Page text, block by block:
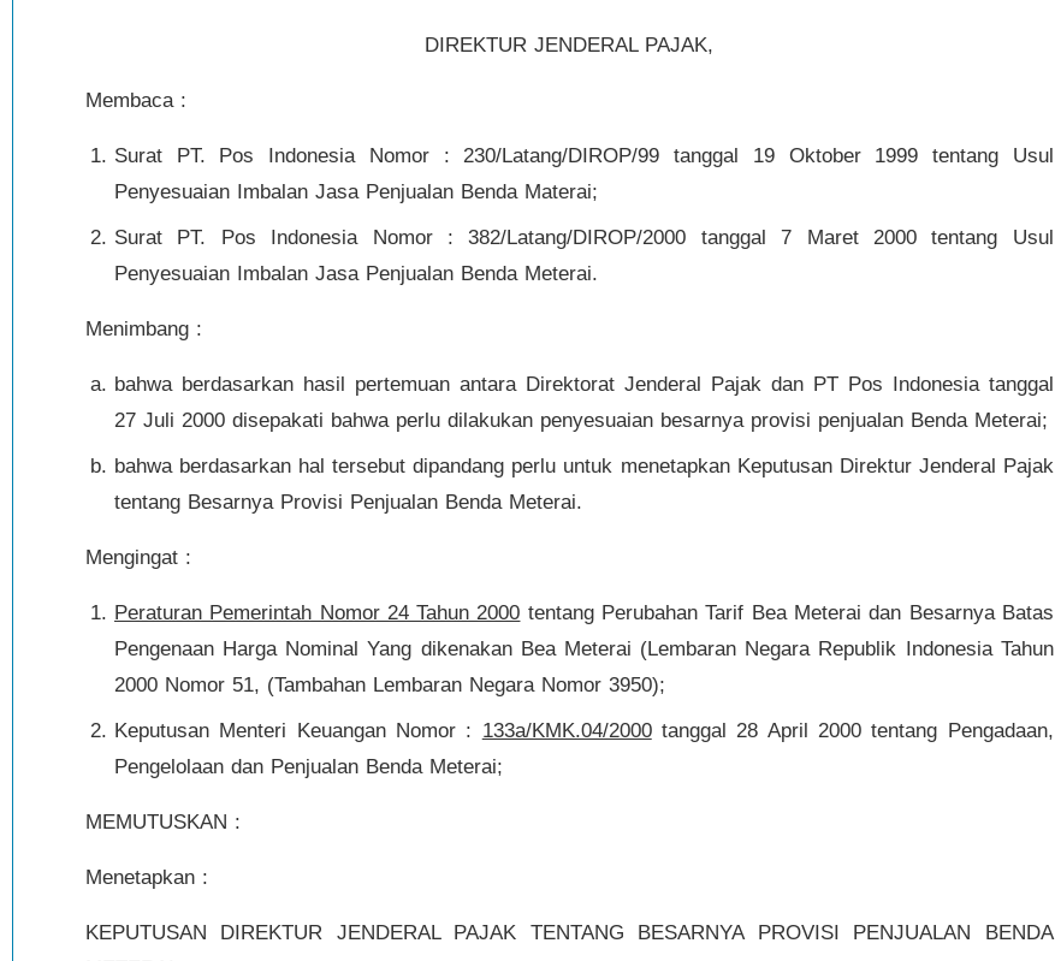
DIREKTUR JENDERAL PAJAK,
Membaca :
Surat PT. Pos Indonesia Nomor : 230/Latang/DIROP/99 tanggal 19 Oktober 1999 tentang Usul
Penyesuaian Imbalan Jasa Penjualan Benda Materai;
Surat PT. Pos Indonesia Nomor : 382/Latang/DIROP/2000 tanggal 7 Maret 2000 tentang Usul
Penyesuaian Imbalan Jasa Penjualan Benda Meterai.
Menimbang :
bahwa berdasarkan hasil pertemuan antara Direktorat Jenderal Pajak dan PT Pos Indonesia tanggal
27 Juli 2000 disepakati bahwa perlu dilakukan penyesuaian besarnya provisi penjualan Benda Meterai;
bahwa berdasarkan hal tersebut dipandang perlu untuk menetapkan Keputusan Direktur Jenderal Pajak
tentang Besarnya Provisi Penjualan Benda Meterai.
Mengingat :
Peraturan Pemerintah Nomor 24 Tahun 2000 tentang Perubahan Tarif Bea Meterai dan Besarnya Batas
Pengenaan Harga Nominal Yang dikenakan Bea Meterai (Lembaran Negara Republik Indonesia Tahun
2000 Nomor 51, (Tambahan Lembaran Negara Nomor 3950);
Keputusan Menteri Keuangan Nomor : 133a/KMK.04/2000tanggal 28 April 2000 tentang Pengadaan,
Pengelolaan dan Penjualan Benda Meterai;
MEMUTUSKAN :
Menetapkan :
KEPUTUSAN DIREKTUR JENDERAL PAJAK TENTANG BESARNYA PROVISI PENJUALAN BENDA